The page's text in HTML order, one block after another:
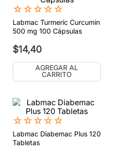
☆☆☆☆☆
Labmac Turmeric Curcumin
500 mg 100 Cápsulas
$14,40
AGREGAR AL
CARRITO
☆☆☆☆☆
Labmac Diabemac Plus 120
Tabletas